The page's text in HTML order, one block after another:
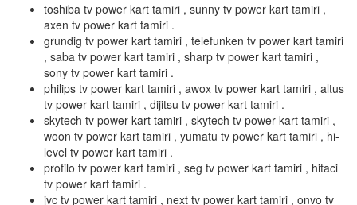
toshiba tv power kart tamiri , sunny tv power kart tamiri ,
axen tv power kart tamiri .
grundig tv power kart tamiri , telefunken tv power kart tamiri
, saba tv power kart tamiri , sharp tv power kart tamiri ,
sony tv power kart tamiri .
philips tv power kart tamiri , awox tv power kart tamiri , altus
tv power kart tamiri , dijitsu tv power kart tamiri .
skytech tv power kart tamiri , skytech tv power kart tamiri ,
woon tv power kart tamiri , yumatu tv power kart tamiri , hi-
level tv power kart tamiri .
profilo tv power kart tamiri , seg tv power kart tamiri , hitaci
tv power kart tamiri .
jvc tv power kart tamiri , next tv power kart tamiri , onvo tv